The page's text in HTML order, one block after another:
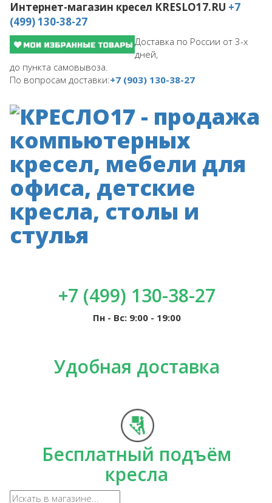
Интернет-магазин кресел KRESLO17.RU +7
(499) 130-38-27
Доставка по России от 3-х
дней,
до пункта самовывоза.
По вопросам доставки:+7 (903) 130-38-27
+7 (499) 130-38-27
Пн - Вс: 9:00 - 19:00
Удобная доставка
Бесплатный подъём
кресла